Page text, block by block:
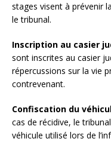
stages visent à prévenir
le tribunal.
Inscription au casier
sont inscrites au casier
répercussions sur la vie
contrevenant.
Confiscation du
cas de récidive, le
véhicule utilisé lors de